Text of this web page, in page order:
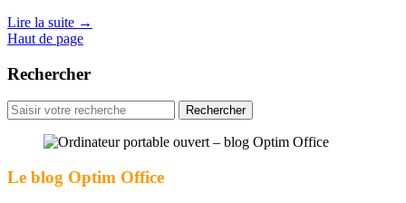
Lire la suite →
Haut de page
Rechercher
Rechercher
pour
Le blog Optim Office